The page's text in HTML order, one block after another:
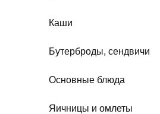
Каши
Бутерброды, сендвичи
Основные блюда
Яичницы и омлеты